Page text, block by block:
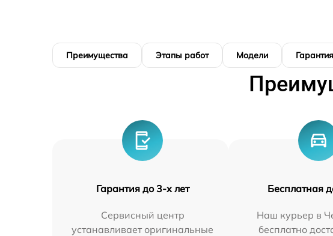
Преимущества Этапы работ Модели Гарантия
Гарантия до 3-х лет
Сервисный центр
устанавливает оригинальные
Бесплатная
Наш курьер в
бесплатно